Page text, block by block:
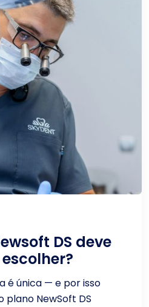
DS deve
é única — e por isso
plano NewSoft DS